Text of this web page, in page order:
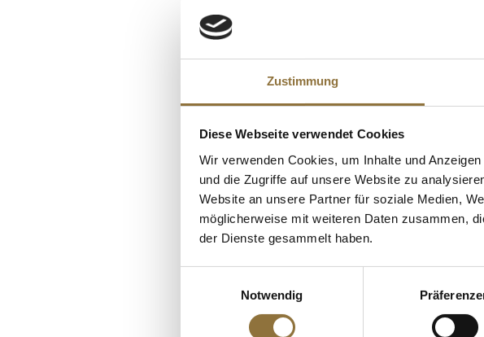
Zustimmung
Diese Webseite verwendet Cookies
Wir verwenden Cookies, um Inhalte und
und die Zugriffe auf unsere Website zu
Website an unsere Partner für soziale Medien,
möglicherweise mit weiteren Daten zusammen,
der Dienste gesammelt haben.
Notwendig
Salz
Milch
Sojabohnen
KUNDEN
LEBENSMITTELKENNZEICHNUNGEN
Deko-Aufleger "Stripes" -